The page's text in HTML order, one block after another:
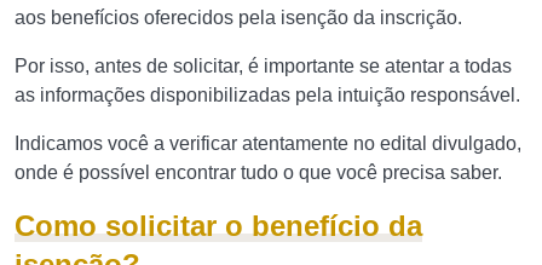
aos benefícios oferecidos pela isenção da inscrição.
Por isso, antes de solicitar, é importante se atentar a todas
as informações disponibilizadas pela intuição responsável.
Indicamos você a verificar atentamente no edital divulgado,
onde é possível encontrar tudo o que você precisa saber.
Como solicitar o benefício da